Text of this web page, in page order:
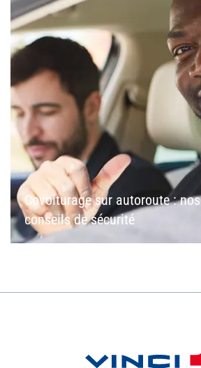
Covoiturage sur autoroute : nos
conseils de sécurité